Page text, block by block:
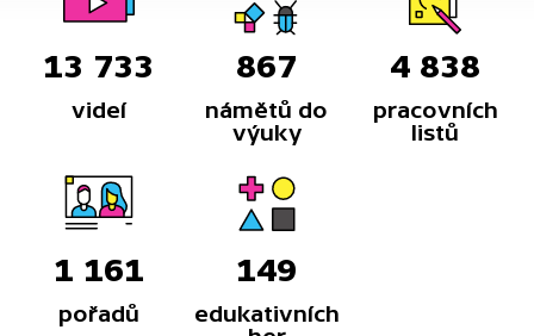
13 733
videí
867
námětů do
výuky
4 838
pracovních
listů
1 161
pořadů
149
edukativních